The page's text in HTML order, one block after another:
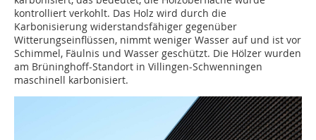
kontrolliert verkohlt. Das Holz wird durch die
Karbonisierung widerstandsfähiger gegenüber
Witterungseinflüssen, nimmt weniger Wasser auf und ist vor
Schimmel, Fäulnis und Wasser geschützt. Die Hölzer wurden
am Brüninghoff-Standort in Villingen-Schwenningen
maschinell karbonisiert.